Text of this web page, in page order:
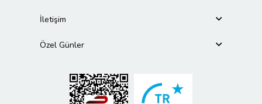
İletişim
Özel Günler